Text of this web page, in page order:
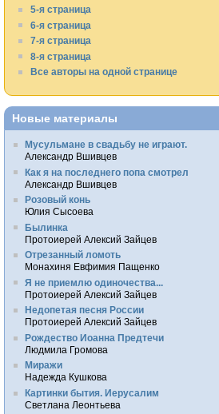
5-я страница
6-я страница
7-я страница
8-я страница
Все авторы на одной странице
Новые материалы
Мусульмане в свадьбу не играют.
Александр Вшивцев
Как я на последнего попа смотрел
Александр Вшивцев
Розовый конь
Юлия Сысоева
Былинка
Протоиерей Алексий Зайцев
Отрезанный ломоть
Монахиня Евфимия Пащенко
Я не приемлю одиночества...
Протоиерей Алексий Зайцев
Недопетая песня России
Протоиерей Алексий Зайцев
Рождество Иоанна Предтечи
Людмила Громова
Миражи
Надежда Кушкова
Картинки бытия. Иерусалим
Светлана Леонтьева